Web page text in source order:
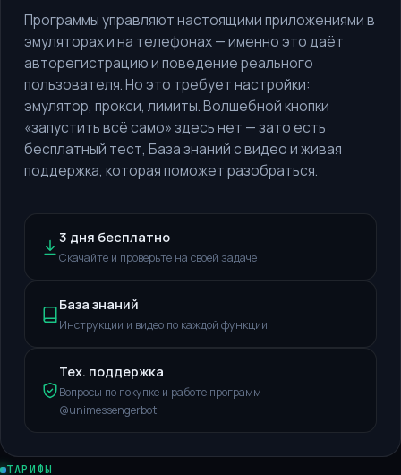
Программы управляют настоящими приложениями в
эмуляторах и на телефонах — именно это даёт
авторегистрацию и поведение реального
пользователя. Но это требует настройки:
эмулятор, прокси, лимиты. Волшебной кнопки
«запустить всё само» здесь нет — зато есть
бесплатный тест, База знаний с видео и живая
поддержка, которая поможет разобраться.
3 дня бесплатно
Скачайте и проверьте на своей задаче
База знаний
Инструкции и видео по каждой функции
Тех. поддержка
Вопросы по покупке и работе программ ·
@unimessengerbot
ТАРИФЫ